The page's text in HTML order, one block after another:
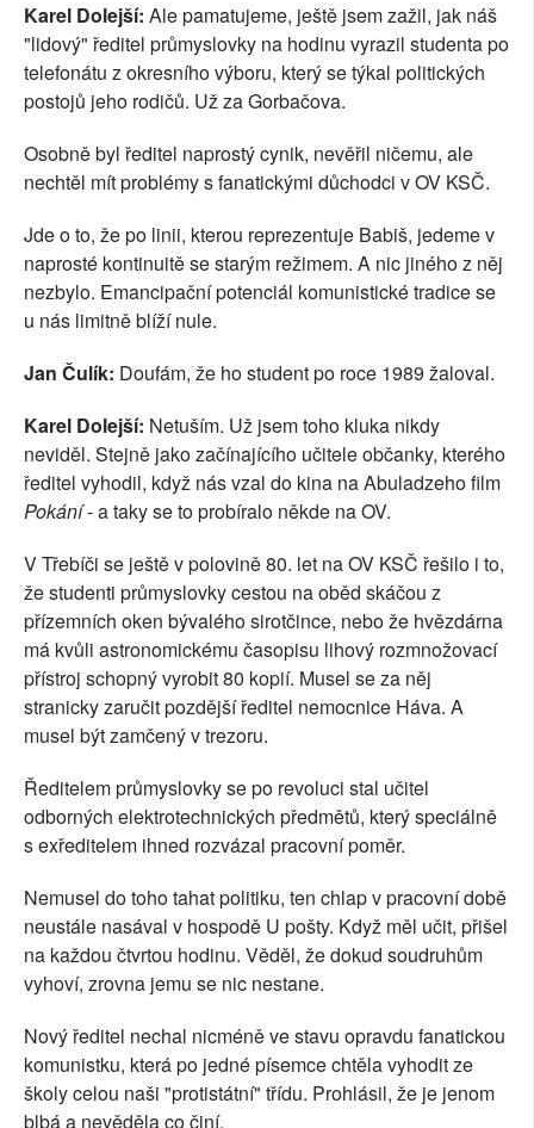
Karel Dolejší: Ale pamatujeme, ještě jsem zažil, jak náš
"lidový" ředitel průmyslovky na hodinu vyrazil studenta po
telefonátu z okresního výboru, který se týkal politických
postojů jeho rodičů. Už za Gorbačova.
Osobně byl ředitel naprostý cynik, nevěřil ničemu, ale
nechtěl mít problémy s fanatickými důchodci v OV KSČ.
Jde o to, že po linii, kterou reprezentuje Babiš, jedeme v
naprosté kontinuitě se starým režimem. A nic jiného z něj
nezbylo. Emancipační potenciál komunistické tradice se
u nás limitně blíží nule.
Jan Čulík: Doufám, že ho student po roce 1989 žaloval.
Karel Dolejší: Netuším. Už jsem toho kluka nikdy
neviděl. Stejně jako začínajícího učitele občanky, kterého
ředitel vyhodil, když nás vzal do kina na Abuladzeho film
Pokání- a taky se to probíralo někde na OV.
V Třebíči se ještě v polovině 80. let na OV KSČ řešilo i to,
že studenti průmyslovky cestou na oběd skáčou z
přízemních oken bývalého sirotčince, nebo že hvězdárna
má kvůli astronomickému časopisu lihový rozmnožovací
přístroj schopný vyrobit 80 kopií. Musel se za něj
stranicky zaručit pozdější ředitel nemocnice Háva. A
musel být zamčený v trezoru.
Ředitelem průmyslovky se po revoluci stal učitel
odborných elektrotechnických předmětů, který speciálně
s exředitelem ihned rozvázal pracovní poměr.
Nemusel do toho tahat politiku, ten chlap v pracovní době
neustále nasával v hospodě U pošty. Když měl učit, přišel
na každou čtvrtou hodinu. Věděl, že dokud soudruhům
vyhoví, zrovna jemu se nic nestane.
Nový ředitel nechal nicméně ve stavu opravdu fanatickou
komunistku, která po jedné písemce chtěla vyhodit ze
školy celou naši "protistátní" třídu. Prohlásil, že je jenom
blbá a nevěděla co činí.